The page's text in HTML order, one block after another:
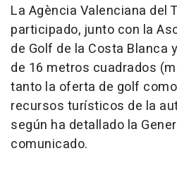
La Agència Valenciana del
participado, junto con la
de Golf de la Costa Blanca
de 16 metros cuadrados
tanto la oferta de golf
recursos turísticos de la
según ha detallado la
comunicado.